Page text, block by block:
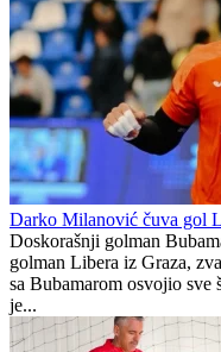
Mulahmetović sumira
Potpuna rekonstrukcija
Bubamara
0 0